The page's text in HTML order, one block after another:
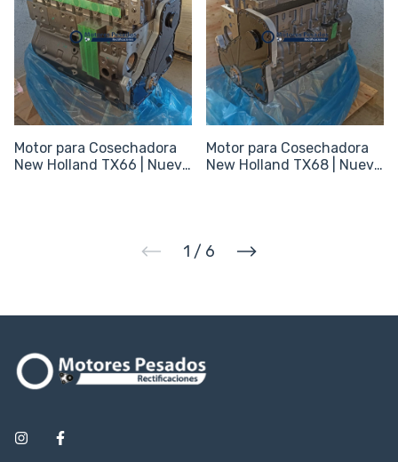
Motor para Cosechadora
New Holland TX66 | Nuevo
Motor para Cosechadora
New Holland TX68 | Nuevo
1 / 6